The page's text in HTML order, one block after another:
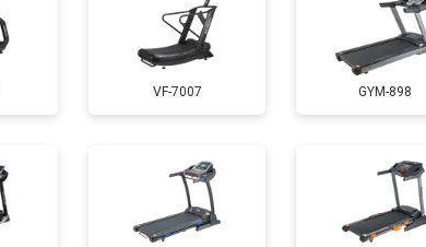
от 60 мин
от 60 мин
от 40 мин
VF-7007 GYM-898